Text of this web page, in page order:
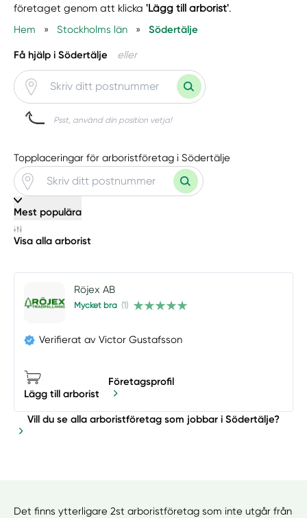
företaget genom att klicka'Lägg till arborist'.
Hem
» Stockholms län » Södertälje
Få hjälp i Södertälje eller
Psst, använd din position vetja!
Topplaceringar för arboristföretag i Södertälje
Mest populära
Visa alla arborist
Röjex AB
Mycket bra (1)
Verifierat av Victor Gustafsson
Lägg till arborist
Företagsprofil
Vill du se alla arboristföretag som jobbar i Södertälje?
Det finns ytterligare 2st arboristföretag som inte utgår från